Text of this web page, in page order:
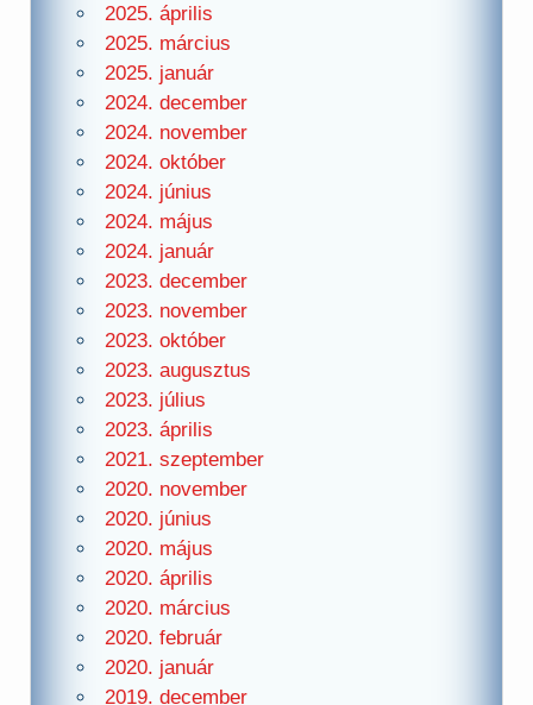
2025. április
2025. március
2025. január
2024. december
2024. november
2024. október
2024. június
2024. május
2024. január
2023. december
2023. november
2023. október
2023. augusztus
2023. július
2023. április
2021. szeptember
2020. november
2020. június
2020. május
2020. április
2020. március
2020. február
2020. január
2019. december